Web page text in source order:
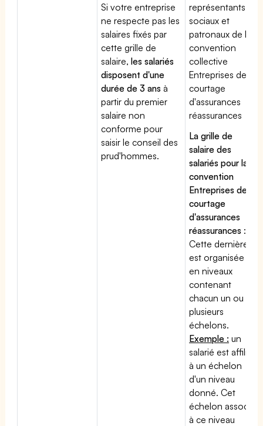
Si votre entreprise
ne respecte pas les
salaires fixés par
cette grille de
salaire,les salariés
disposent d'une
durée de 3 ans à
partir du premier
salaire non
conforme pour
saisir le conseil des
prud'hommes.
représentants
sociaux et
patronaux de la
convention
collective
Entreprises de
courtage
d'assurances
réassurances
La grille de
salaire des
salariés pour la
convention
Entreprises de
courtage
d'assurances
réassurances :
Cette dernière
est organisée
en niveaux
contenant
chacun un ou
plusieurs
échelons.
Exemple : un
salarié est affilié
à un échelon
d'un niveau
donné. Cet
échelon associé
à ce niveau